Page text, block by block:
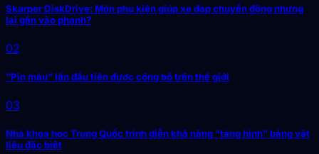
Skarper DiskDrive: Món phụ kiện giúp xe đạp chuyển động nhưng
lại gắn vào phanh?
02
"Pin máu" lần đầu tiên được công bố trên thế giới
03
Nhà khoa học Trung Quốc trình diễn khả năng "tàng hình" bằng vật
liệu đặc biệt